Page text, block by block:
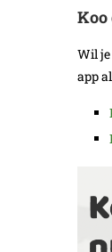
Koo
Wil je
app